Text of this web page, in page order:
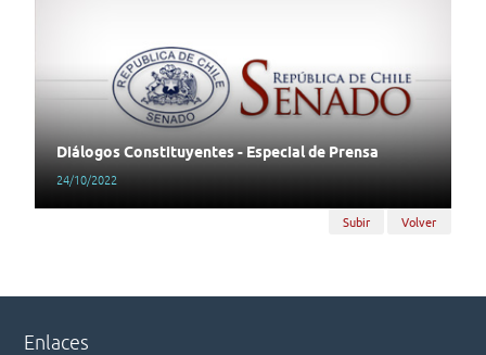
Diálogos Constituyentes - Especial de Prensa
24/10/2022
Subir Volver
Enlaces